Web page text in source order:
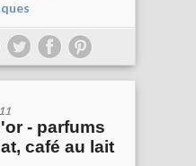
- parfums
café au lait